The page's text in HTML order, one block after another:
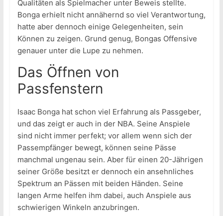
Qualitäten als Spielmacher unter Beweis stellte.
Bonga erhielt nicht annähernd so viel Verantwortung,
hatte aber dennoch einige Gelegenheiten, sein
Können zu zeigen. Grund genug, Bongas Offensive
genauer unter die Lupe zu nehmen.
Das Öffnen von
Passfenstern
Isaac Bonga hat schon viel Erfahrung als Passgeber,
und das zeigt er auch in der NBA. Seine Anspiele
sind nicht immer perfekt; vor allem wenn sich der
Passempfänger bewegt, können seine Pässe
manchmal ungenau sein. Aber für einen 20-Jährigen
seiner Größe besitzt er dennoch ein ansehnliches
Spektrum an Pässen mit beiden Händen. Seine
langen Arme helfen ihm dabei, auch Anspiele aus
schwierigen Winkeln anzubringen.